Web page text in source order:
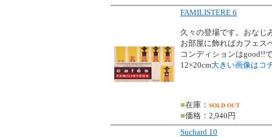
FAMILISTERE 6
久々の登場です。おなじ
お部屋に飾ればカフェス
コンディションはgood!!
12×20cm大きい画像はコ
■在庫：
■価格：2,940円
Suchard 10